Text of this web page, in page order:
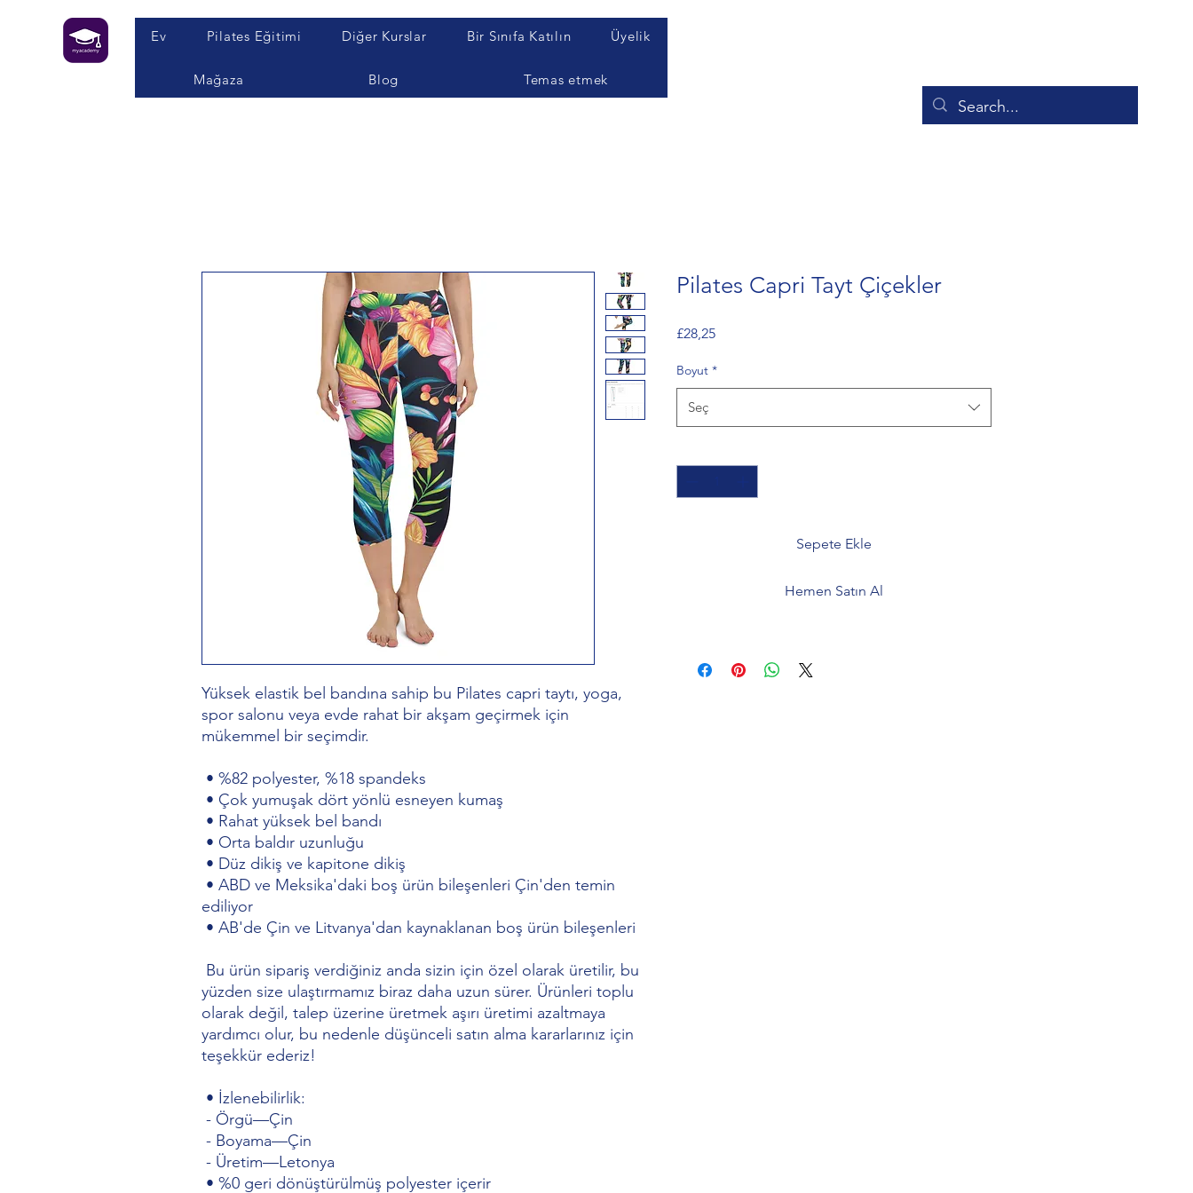
Ev Pilates Eğitimi Diğer Kurslar Bir Sınıfa Katılın Üyelik
Mağaza Blog Temas etmek
Yüksek elastik bel bandına sahip bu Pilates capri taytı, yoga,
spor salonu veya evde rahat bir akşam geçirmek için
mükemmel bir seçimdir.
• %82 polyester, %18 spandeks
• Çok yumuşak dört yönlü esneyen kumaş
• Rahat yüksek bel bandı
• Orta baldır uzunluğu
• Düz dikiş ve kapitone dikiş
ediliyor
• AB'de Çin ve Litvanya'dan kaynaklanan boş ürün bileşenleri
yüzden size ulaştırmamız biraz daha uzun sürer. Ürünleri toplu
olarak değil, talep üzerine üretmek aşırı üretimi azaltmaya
yardımcı olur, bu nedenle düşünceli satın alma kararlarınız için
teşekkür ederiz!
• İzlenebilirlik:
- Örgü—Çin
- Boyama—Çin
- Üretim—Letonya
• %0 geri dönüştürülmüş polyester içerir
Pilates Capri Tayt Çiçekler
£28,25Fiyat
Boyut *
Seç
Sepete Ekle
Hemen Satın Al